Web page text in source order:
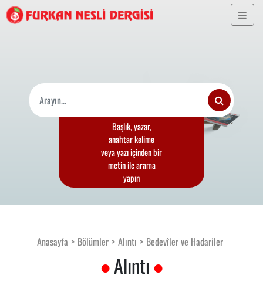
Başlık, yazar,
anahtar kelime
veya yazı içinden bir
metin ile arama
yapın
Anasayfa Bölümler Alıntı Bedevîler ve Hadariler
Alıntı